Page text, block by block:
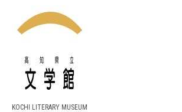
KOCHI LITERARY MUSEUM